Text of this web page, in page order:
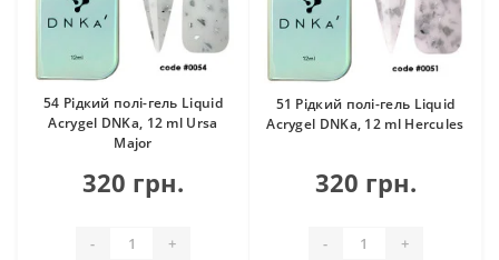
54 Рідкий полі-гель Liquid
Acrygel DNKa, 12 ml Ursa
Major
320 грн.
- +
51 Рідкий полі-гель Liquid
Acrygel DNKa, 12 ml Hercules
320 грн.
- +